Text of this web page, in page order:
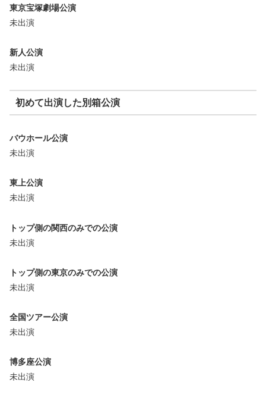
東京宝塚劇場公演
未出演
新人公演
未出演
初めて出演した別箱公演
バウホール公演
未出演
東上公演
未出演
トップ側の関西のみでの公演
未出演
トップ側の東京のみでの公演
未出演
全国ツアー公演
未出演
博多座公演
未出演